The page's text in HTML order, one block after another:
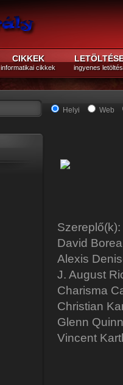
CIKKEK
informatikai cikkek ingyenes
Helyi Web
Szereplő(k):
David
Alexis
J. August
Charisma
Christian
Glenn
Vincent